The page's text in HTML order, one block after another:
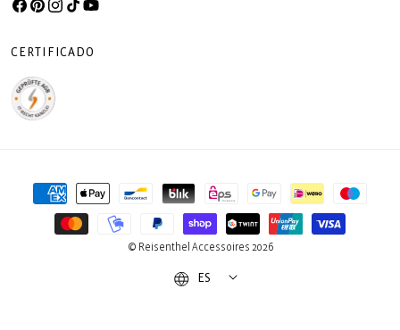
Facebook
Pinterest
Instagram
TikTokYouTube
CERTIFICADO
Formas
© Reisenthel Accessoires 2026
ES